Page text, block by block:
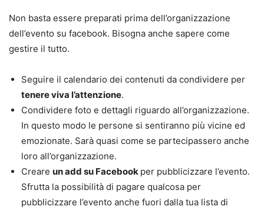
Non basta essere preparati prima dell’organizzazione
dell’evento su facebook. Bisogna anche sapere come
gestire il tutto.
Seguire il calendario dei contenuti da condividere per
tenere viva l’attenzione.
Condividere foto e dettagli riguardo all’organizzazione.
In questo modo le persone si sentiranno più vicine ed
emozionate. Sarà quasi come se partecipassero anche
loro all’organizzazione.
Creare un add su Facebook per pubblicizzare l’evento.
Sfrutta la possibilità di pagare qualcosa per
pubblicizzare l’evento anche fuori dalla tua lista di